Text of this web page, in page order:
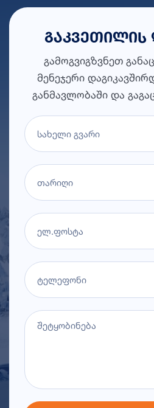
გაკვეთილის
გამოგვიგზვნეთ
მენეჯერი
განმავლობაში და